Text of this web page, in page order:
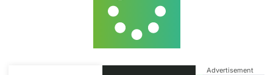
Advertisement